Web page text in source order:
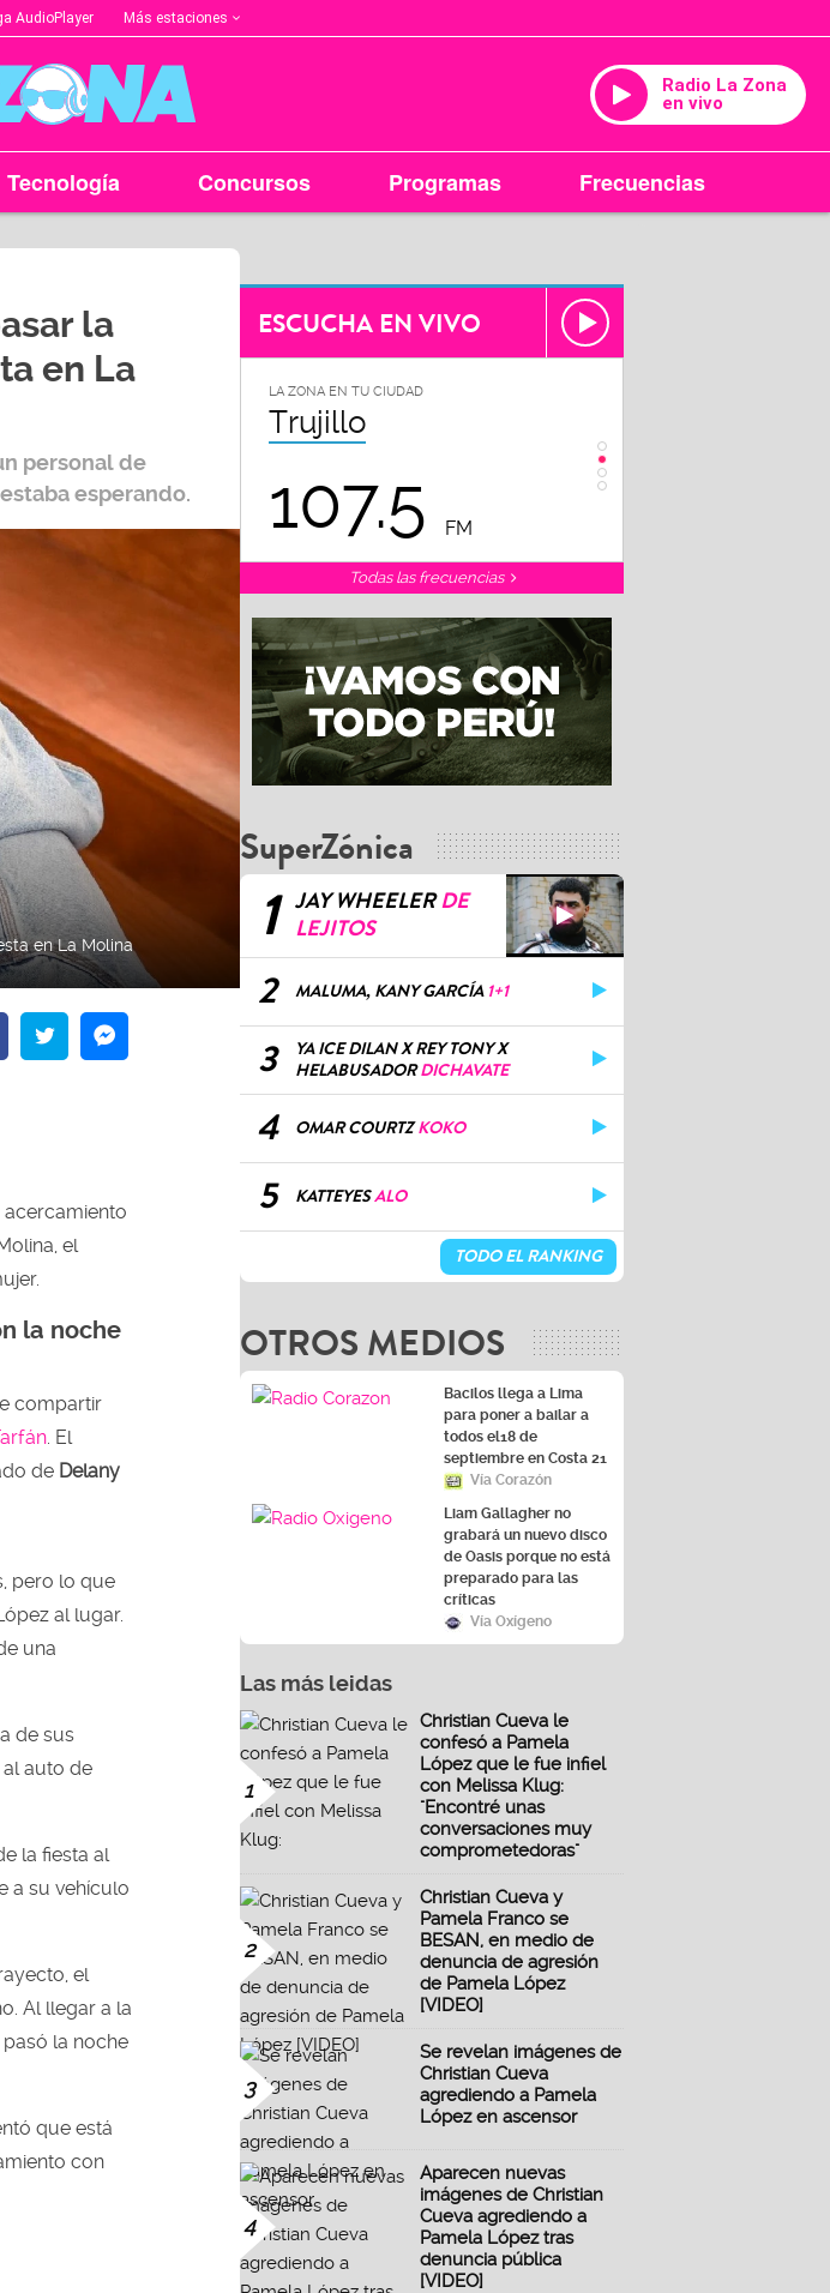
AudioPlayer Más estaciones
Radio La Zona
en vivo
Tecnología Concursos Programas Frecuencias
la
en La
personal de
esperando.
en La Molina
el
la noche
compartir
. El
de Delany
pero lo que
al lugar.
una
de sus
auto de
la fiesta al
a su vehículo
el
Al llegar a la
pasó la noche
que está
con
ESCUCHA EN VIVO
FM
LA ZONA EN TU CIUDAD
Trujillo
107.5 FM 102.3
Todas las frecuencias
SuperZónica
1 JAY WHEELERDE
LEJITOS
2 MALUMA, KANY GARCÍA 1+1
3
YA ICE DILAN X REY TONY X
HELABUSADORDICHAVATE
4 OMAR COURTZKOKO
5 KATTEYESALO
TODO EL RANKING
OTROS MEDIOS
Bacilos llega a Lima
para poner a bailar a
todos el18 de
septiembre en Costa 21
Vía Corazón
Liam Gallagher no
grabará un nuevo disco
de Oasis porque no está
preparado para las
críticas
Vía Oxígeno
Las más leidas
1
Christian Cueva le
confesó a Pamela
López que le fue infiel
con Melissa Klug:
"Encontré unas
conversaciones muy
comprometedoras"
2
Christian Cueva y
Pamela Franco se
BESAN, en medio de
denuncia de agresión
de Pamela López
[VIDEO]
3
Se revelan imágenes de
Christian Cueva
agrediendo a Pamela
López en ascensor
4
Aparecen nuevas
imágenes de Christian
Cueva agrediendo a
Pamela López tras
denuncia pública
[VIDEO]